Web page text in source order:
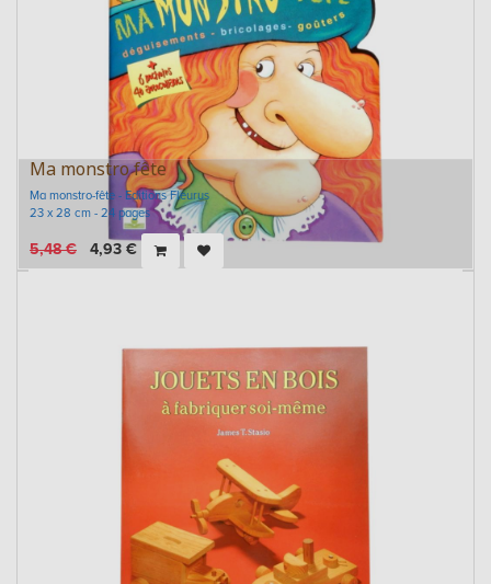
Ma monstro fête
Ma monstro-fête - Editions Fleurus
23 x 28 cm - 24 pages
5,48€ 4,93 €